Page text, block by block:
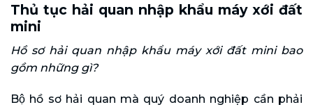
Thủ tục hải quan nhập khẩu máy xới đất
mini
Hồ sơ hải quan nhập khẩu máy xới đất mini bao
gồm những gì?
Bộ hồ sơ hải quan mà quý doanh nghiệp cần phải